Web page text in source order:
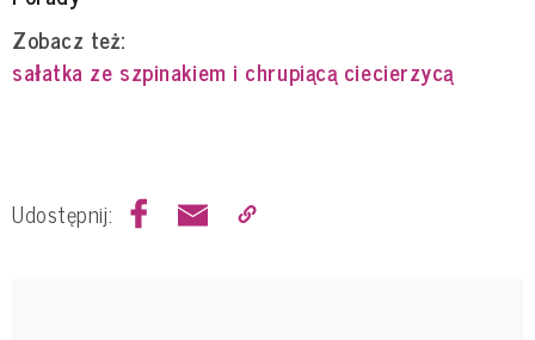
Zobacz też:
sałatka ze szpinakiem i chrupiącą ciecierzycą
Udostępnij: